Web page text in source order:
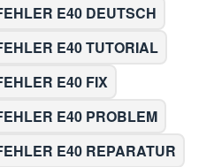
E40 DEUTSCH
E40 TUTORIAL
E40 FIX
E40 PROBLEM
E40 REPARATUR